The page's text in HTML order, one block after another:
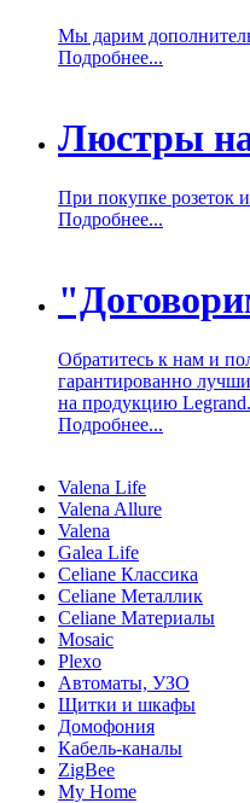
Мы дарим
Подробнее...
Люстры
При покупке розеток
Подробнее...
Обратитесь к нам и
гарантированно
на продукцию Legrand.
Подробнее...
Valena Life
Valena Allure
Valena
Galea Life
Celiane Классика
Celiane Металлик
Celiane Материалы
Mosaic
Plexo
Автоматы, УЗО
Щитки и шкафы
Домофония
Кабель-каналы
ZigBee
My Home